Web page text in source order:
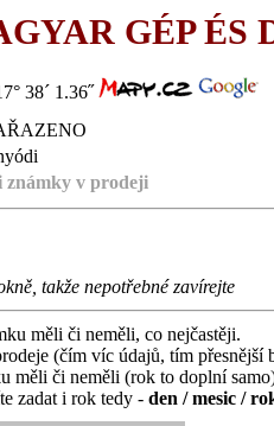
GÉP ÉS
38´ 1.36˝
známky v prodeji
takže nepotřebné zavírejte
měli či neměli, co nejčastěji.
(čím víc údajů, tím přesnější
měli či neměli (rok to doplní
zadat i rok tedy - den / mesic /